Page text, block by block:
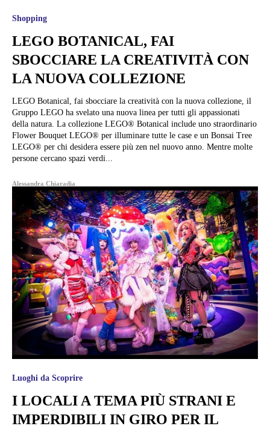
Shopping
LEGO BOTANICAL, FAI
SBOCCIARE LA CREATIVITÀ CON
LA NUOVA COLLEZIONE
LEGO Botanical, fai sbocciare la creatività con la nuova collezione, il
Gruppo LEGO ha svelato una nuova linea per tutti gli appassionati
della natura. La collezione LEGO® Botanical include uno straordinario
Flower Bouquet LEGO® per illuminare tutte le case e un Bonsai Tree
LEGO® per chi desidera essere più zen nel nuovo anno. Mentre molte
persone cercano spazi verdi...
Alessandra Chiaradia
Luoghi da Scoprire
I LOCALI A TEMA PIÙ STRANI E
IMPERDIBILI IN GIRO PER IL